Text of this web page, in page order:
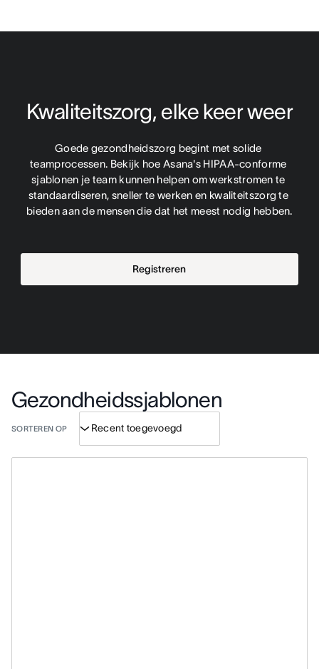
Kwaliteitszorg, elke keer weer
Goede gezondheidszorg begint met solide
teamprocessen. Bekijk hoe Asana's HIPAA-conforme
sjablonen je team kunnen helpen om werkstromen te
standaardiseren, sneller te werken en kwaliteitszorg te
bieden aan de mensen die dat het meest nodig hebben.
Registreren
Gezondheidssjablonen
SORTEREN OP